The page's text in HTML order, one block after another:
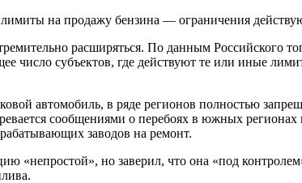
на продажу бензина — ограничения
расширяться. По данным Российского
число субъектов, где действуют те или иные
автомобиль, в ряде регионов полностью
сообщениями о перебоях в южных
заводов на ремонт.
«непростой», но заверил, что она «под